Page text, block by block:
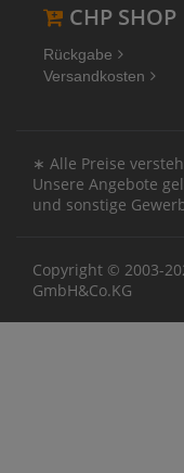
CHP SHOP
Rückgabe
Versandkosten
∗ Alle Preise
Unsere Angebote
und sonstige
Copyright © 2003-
GmbH&Co.KG